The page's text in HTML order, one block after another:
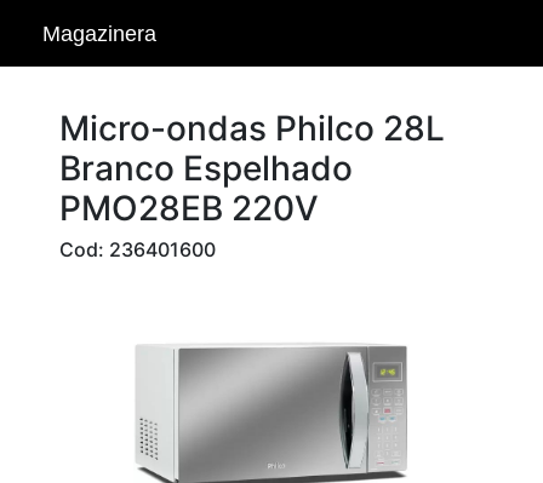
Magazinera
Micro-ondas Philco 28L
Branco Espelhado
PMO28EB 220V
Cod: 236401600